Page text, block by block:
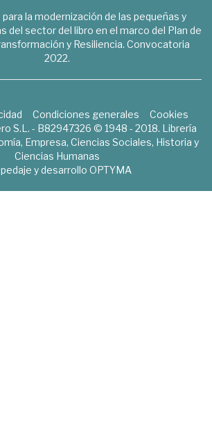
para la modernización de las pequeñas y
del sector del libro en el marco del Plan de
y Resiliencia. Convocatoria
2022.
Condiciones generales
Cookies
S.L. - B82947326 © 1948 - 2018. Librería
Empresa, Ciencias Sociales, Historia y
Ciencias Humanas
y desarrollo OPTYMA